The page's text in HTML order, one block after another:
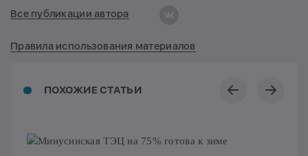
ПОХОЖИЕ СТАТЬИ
Все публикации автора
Правила использования материалов